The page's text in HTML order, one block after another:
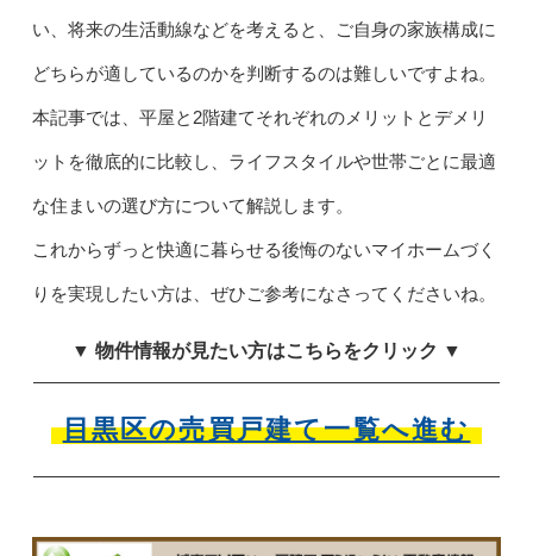
い、将来の生活動線などを考えると、ご自身の家族構成に
どちらが適しているのかを判断するのは難しいですよね。
本記事では、平屋と2階建てそれぞれのメリットとデメリ
ットを徹底的に比較し、ライフスタイルや世帯ごとに最適
な住まいの選び方について解説します。
これからずっと快適に暮らせる後悔のないマイホームづく
りを実現したい方は、ぜひご参考になさってくださいね。
▼ 物件情報が見たい方はこちらをクリック ▼
目黒区の売買戸建て一覧へ進む